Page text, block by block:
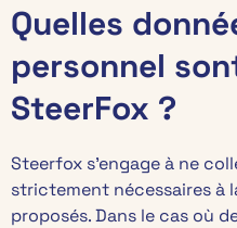
Quelles
personnel
SteerFox ?
Steerfox s’engage à ne
strictement nécessaires à
proposés. Dans le cas où